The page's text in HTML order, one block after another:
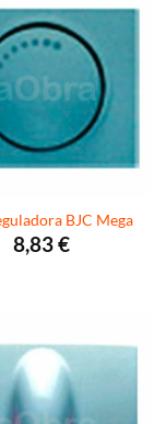
BJC Mega
8,83€